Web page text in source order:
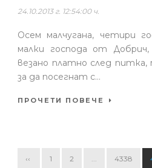
24.10.2013 г. 12:54:00 ч.
Осем малчугана, четири
малки господа от
везано платно след
за да посегнат с...
ПРОЧЕТИ ПОВЕЧЕ
‹‹ 1 2 ... 4338